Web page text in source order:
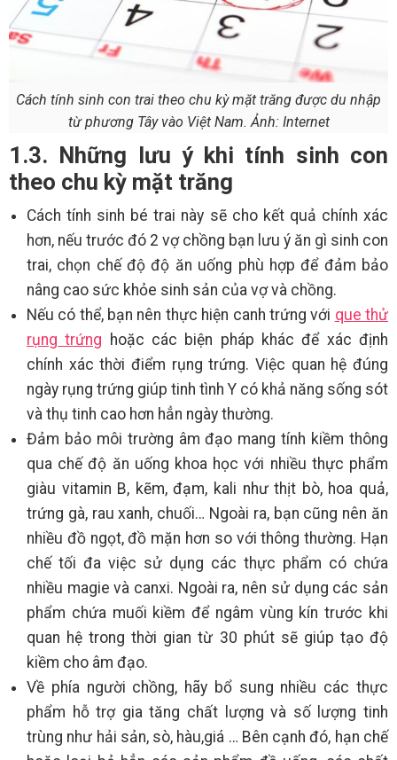
Cách tính sinh con trai theo chu kỳ mặt trăng được du nhập
từ phương Tây vào Việt Nam. Ảnh: Internet
1.3. Những lưu ý khi tính sinh con
theo chu kỳ mặt trăng
Cách tính sinh bé trai này sẽ cho kết quả chính xác
hơn, nếu trước đó 2 vợ chồng bạn lưu ý ăn gì sinh con
trai, chọn chế độ độ ăn uống phù hợp để đảm bảo
nâng cao sức khỏe sinh sản của vợ và chồng.
Nếu có thể, bạn nên thực hiện canh trứng với que thử
rụng trứng hoặc các biện pháp khác để xác định
chính xác thời điểm rụng trứng. Việc quan hệ đúng
ngày rụng trứng giúp tinh tình Y có khả năng sống sót
và thụ tinh cao hơn hẳn ngày thường.
Đảm bảo môi trường âm đạo mang tính kiềm thông
qua chế độ ăn uống khoa học với nhiều thực phẩm
giàu vitamin B, kẽm, đạm, kali như thịt bò, hoa quả,
trứng gà, rau xanh, chuối… Ngoài ra, bạn cũng nên ăn
nhiều đồ ngọt, đồ mặn hơn so với thông thường. Hạn
chế tối đa việc sử dụng các thực phẩm có chứa
nhiều magie và canxi. Ngoài ra, nên sử dụng các sản
phẩm chứa muối kiềm để ngâm vùng kín trước khi
quan hệ trong thời gian từ 30 phút sẽ giúp tạo độ
kiềm cho âm đạo.
Về phía người chồng, hãy bổ sung nhiều các thực
phẩm hỗ trợ gia tăng chất lượng và số lượng tinh
trùng như hải sản, sò, hàu,giá … Bên cạnh đó, hạn chế